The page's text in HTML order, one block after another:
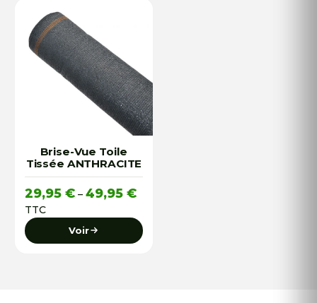
Brise-Vue Toile
Tissée ANTHRACITE
29,95 € – 49,95 €
Plage
de
prix :
29,95 €
TTC
Voir